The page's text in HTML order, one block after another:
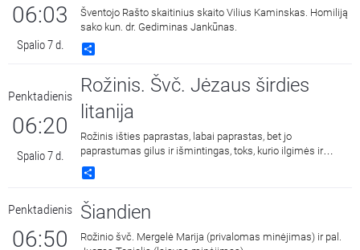
06:03
Spalio 7 d.
Šventojo Rašto skaitinius skaito Vilius Kaminskas. Homiliją
sako kun. dr. Gediminas Jankūnas.
Penktadienis
06:20
Spalio 7 d.
Rožinis. Švč. Jėzaus širdies
litanija
Rožinis išties paprastas, labai paprastas, bet jo
paprastumas gilus ir išmintingas, toks, kurio ilgimės ir
kuriame randame ramybę.
Penktadienis
06:50
Šiandien
Rožinio švč. Mergelė Marija (privalomas minėjimas) ir pal.